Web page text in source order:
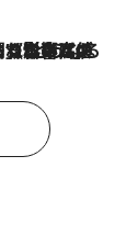
聞く“どうなる日本の暮らし”》